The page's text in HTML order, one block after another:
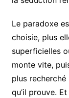
Le paradoxe
choisie, plus
superficielles
monte vite,
plus recherché
qu’il prouve.